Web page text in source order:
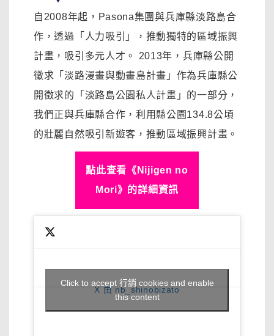
自2008年起，Pasona集團與兵庫縣淡路島合
作，透過「人力吸引」，推動獨特的區域振興
計畫，吸引多元人才。 2013年，兵庫縣公開
徵求「淡路漫畫與動畫島計畫」作為兵庫縣公
開徵求的「淡路島公園私人計畫」的一部分，
我們正與兵庫縣合作，利用縣公園134.8公頃
的壯麗自然吸引新遊客，推動區域振興計畫。
點此查看《Nijigen no
Mori》的詳細資訊
X 由 nb_shinobizato
Click to accept 行銷 cookies and enable
this content